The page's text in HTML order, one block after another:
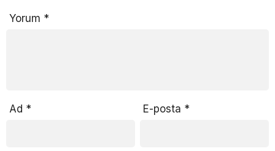
Yorum *
Ad * E-posta *